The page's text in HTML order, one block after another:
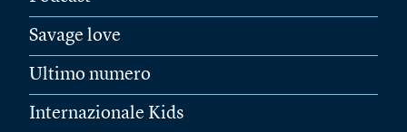
Savage love
Ultimo numero
Internazionale Kids